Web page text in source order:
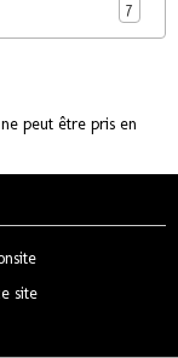
7
peut être pris en
site